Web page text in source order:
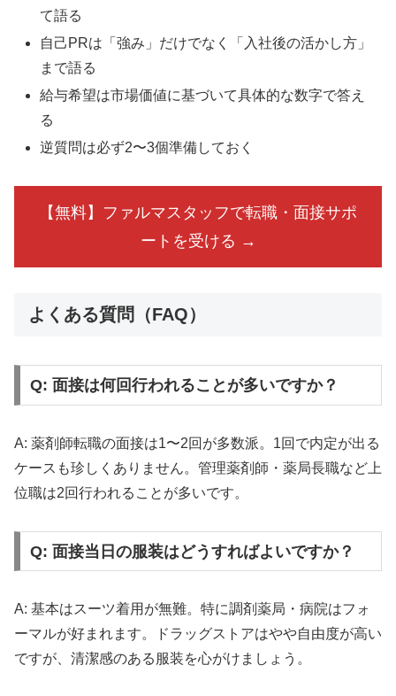
て語る
自己PRは「強み」だけでなく「入社後の活かし方」
まで語る
給与希望は市場価値に基づいて具体的な数字で答え
る
逆質問は必ず2〜3個準備しておく
【無料】ファルマスタッフで転職・面接サポ
ートを受ける →
よくある質問（FAQ）
Q: 面接は何回行われることが多いですか？
A: 薬剤師転職の面接は1〜2回が多数派。1回で内定が出る
ケースも珍しくありません。管理薬剤師・薬局長職など上
位職は2回行われることが多いです。
Q: 面接当日の服装はどうすればよいですか？
A: 基本はスーツ着用が無難。特に調剤薬局・病院はフォ
ーマルが好まれます。ドラッグストアはやや自由度が高い
ですが、清潔感のある服装を心がけましょう。